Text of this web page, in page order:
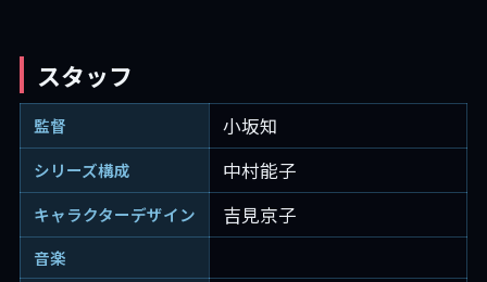
スタッフ
監督 小坂知
シリーズ構成 中村能子
キャラクターデザイン 吉見京子
音楽